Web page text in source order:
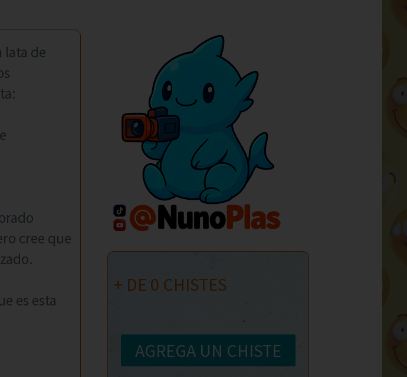
lata de
cree que
es esta
+ DE 0 CHISTES
AGREGA UN CHISTE